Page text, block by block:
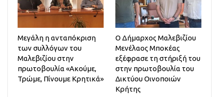
Μεγάλη η ανταπόκριση
των συλλόγων του
Μαλεβιζίου στην
πρωτοβουλία «Ακούμε,
Τρώμε, Πίνουμε Κρητικά»
Ο Δήμαρχος Μαλεβιζίου
Μενέλαος Μποκέας
εξέφρασε τη στήριξή του
στην πρωτοβουλία του
Δικτύου Οινοποιών
Κρήτης